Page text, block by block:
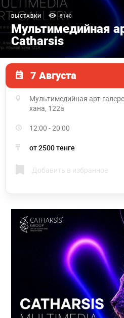
ВЫСТАВКИ 5140
Мультимедийная
Catharsis
7 Августа
Мультимедийная ​арт-
хана, 122а
12:00 - 20:00
от 2500 тенге
Добавить в избранное